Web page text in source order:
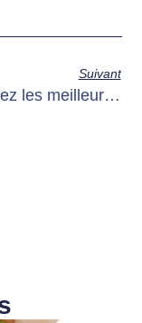
Suivant
Découvrez les meilleures stratégies SEO à Paris